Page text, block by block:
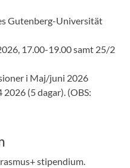
Gutenberg-Universität
17.00-19.00 samt 25/2
i Maj/juni 2026
(5 dagar). (OBS:
stipendium.